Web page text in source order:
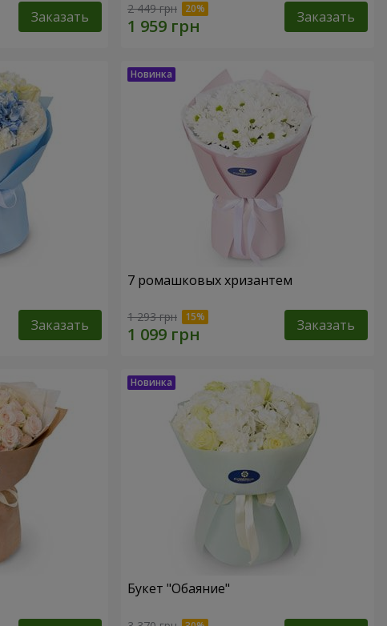
Заказать 2 449 грн Заказать
Заказать
7 ромашковых хризантем
1 293 грн Заказать
Букет "Обаяние"